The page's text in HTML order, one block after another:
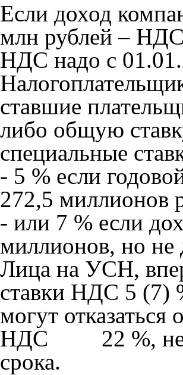
Если доход
млн рублей – НДС
НДС надо с
ставшие
либо общую
специальные
- 5 % если
272,5 миллионов
- или 7 % если
миллионов, но не
Лица на УСН,
ставки НДС 5 (7)
могут
НДС 22 %, не
срока.